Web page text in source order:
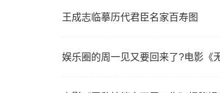
王成志临摹历代君臣名家百寿图
娱乐圈的周一见又要回来了?电影《